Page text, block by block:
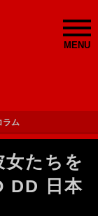
MENU
ラム
女たちを
DD 日本